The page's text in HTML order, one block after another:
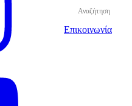
Επικοινωνία